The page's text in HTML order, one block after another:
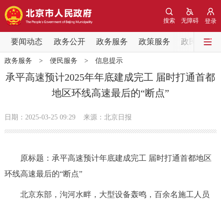
登录
无障碍
搜索
要闻动态 政务公开 政务服务 政策服务 政民互动
要闻动态
党中央精神 国务院信息
北京要闻 会议信息 部门动态
市领导
政务服务 > 便民服务 > 信息提示
承平高速预计2025年年底建成完工 届时打通首都
地区环线高速最后的“断点”
日期：2025-03-25 09:29 来源：北京日报
原标题：承平高速预计年底建成完工 届时打通首都地区
环线高速最后的“断点”
北京东部，泃河水畔，大型设备轰鸣，百余名施工人员